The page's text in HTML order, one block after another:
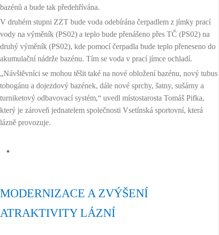
bazénů a bude tak předehřívána.
V druhém stupni ZZT bude voda odebírána čerpadlem z jímky prací
vody na výměník (PS02) a teplo bude přenášeno přes TČ (PS02) na
druhý výměník (PS02), kde pomocí čerpadla bude teplo přeneseno do
akumulační nádrže bazénu. Tím se voda v prací jímce ochladí.
„Návštěvníci se mohou těšit také na nové obložení bazénu, nový tubus
tobogánu a dojezdový bazének, dále nové sprchy, šatny, sušárny a
turniketový odbavovací systém,“ uvedl místostarosta Tomáš Pifka,
který je zároveň jednatelem společnosti Vsetínská sportovní, která
lázně provozuje.
MODERNIZACE A ZVÝŠENÍ
ATRAKTIVITY LÁZNÍ